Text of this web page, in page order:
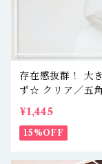
存在感抜群！ 大
ず☆ クリア／五
¥1,445
15%OFF